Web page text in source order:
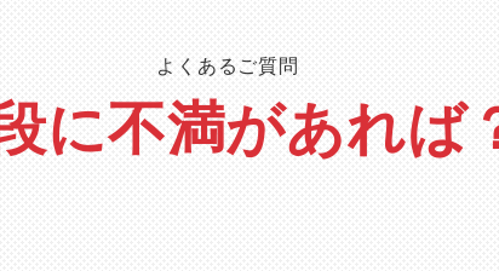
よくあるご質問
に不満があれば